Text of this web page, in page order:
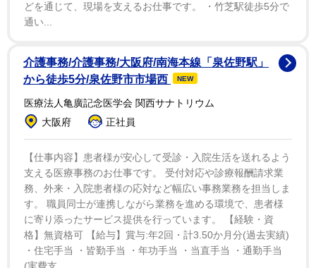
どを通じて、現場を支えるお仕事です。 ・竹芝駅徒歩5分で
通い...
介護事務/介護事務/大阪府/南海本線「泉佐野駅」
から徒歩5分/泉佐野市市場西
NEW
医療法人亀廣記念医学会 関西サナトリウム
大阪府
正社員
【仕事内容】患者様が安心して受診・入院生活を送れるよう
支える医療事務のお仕事です。 受付対応や診療報酬請求業
務、外来・入院患者様の応対など幅広い事務業務を担当しま
す。 職員同士が連携しながら業務を進める環境で、患者様
に寄り添ったサービス提供を行っています。 【経験・資
格】無資格可 【給与】賞与:年2回・計3.50か月分(過去実績)
・住宅手当 ・皆勤手当 ・年功手当 ・当直手当 ・通勤手当